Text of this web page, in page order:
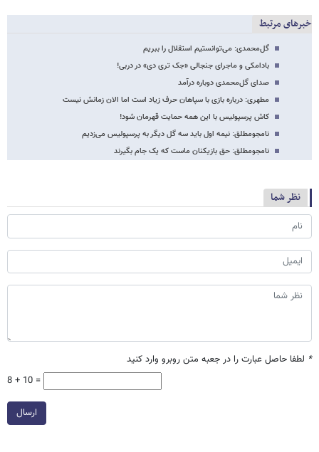
خبرهای مرتبط
گل‌محمدی: می‌توانستیم استقلال را ببریم
بادامکی و ماجرای جنجالی «جک تری دی» در دربی!
صدای گل‌محمدی دوباره درآمد
مطهری: درباره بازی با سپاهان حرف زیاد است اما الان زمانش نیست
کاش پرسپولیس با این همه حمایت قهرمان شود!
نامجومطلق: نیمه اول باید سه گل دیگر به پرسپولیس می‌زدیم
نامجومطلق: حق بازیکنان ماست که یک جام بگیرند
نظر شما
* لطفا حاصل عبارت را در جعبه متن روبرو وارد کنید
8 + 10 =
ارسال